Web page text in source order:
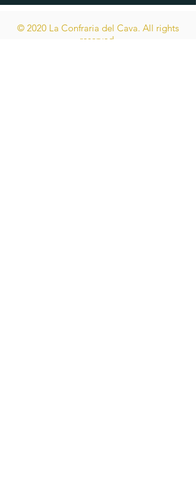
© 2020 La Confraria del Cava. All rights
reserved.